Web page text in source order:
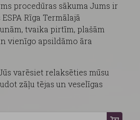
procedūras sākuma Jums ir
Rīga Termālajā
tvaika pirtīm, plašām
vienīgo apsildāmo āra
varēsiet relaksēties mūsu
zāļu tējas un veselīgas